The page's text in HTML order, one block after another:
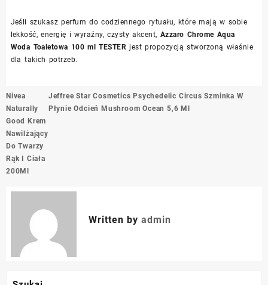
Jeśli szukasz perfum do codziennego rytuału, które mają w sobie
lekkość, energię i wyraźny, czysty akcent, Azzaro Chrome Aqua
Woda Toaletowa 100 ml TESTER jest propozycją stworzoną właśnie
dla takich potrzeb.
Nawigacja
wpisu
Nivea
Naturally
Good Krem
Nawilżający
Do Twarzy
Rąk I Ciała
200Ml
Jeffree Star Cosmetics Psychedelic Circus Szminka W
Płynie Odcień Mushroom Ocean 5,6 Ml
Written by admin